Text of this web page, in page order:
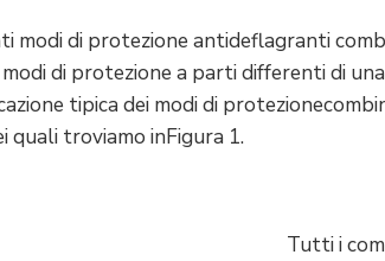
modi di protezione antideflagranti
di protezione a parti differenti di
tipica dei modi di
quali troviamo inFigura 1.
Tutti i